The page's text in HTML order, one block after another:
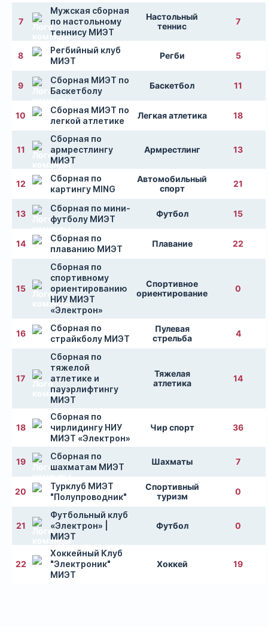
7
Мужская сборная
по настольному
теннису МИЭТ
Настольный
теннис
7
8
Регбийный клуб
МИЭТ
Регби 5
9
Сборная МИЭТ по
Баскетболу
Баскетбол 11
10
Сборная МИЭТ по
легкой атлетике
Легкая атлетика 18
11
Сборная по
армрестлингу
МИЭТ
Армрестлинг 13
12
Сборная по
картингу MING
Автомобильный
спорт
21
13
Сборная по мини-
футболу МИЭТ
Футбол 15
14
Сборная по
плаванию МИЭТ
Плавание 22
15
Сборная по
спортивному
ориентированию
НИУ МИЭТ
«Электрон»
Спортивное
ориентирование
0
16
Сборная по
страйкболу МИЭТ
Пулевая
стрельба
4
17
Сборная по
тяжелой
атлетике и
пауэрлифтингу
МИЭТ
Тяжелая
атлетика
14
18
Сборная по
чирлидингу НИУ
МИЭТ «Электрон»
Чир спорт 36
19
Сборная по
шахматам МИЭТ
Шахматы 7
20
Турклуб МИЭТ
"Полупроводник"
Спортивный
туризм
0
21
Футбольный клуб
«Электрон» |
МИЭТ
Футбол 0
22
Хоккейный Клуб
"Электроник"
МИЭТ
Хоккей 19